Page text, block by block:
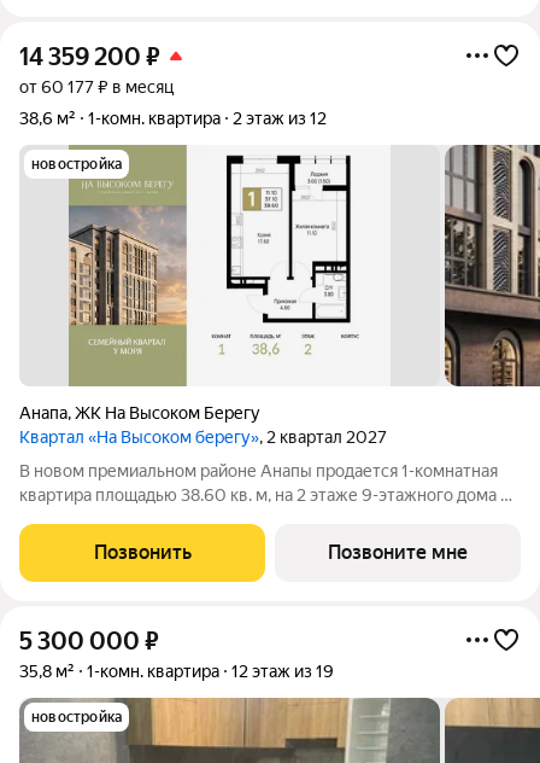
14 359 200 ₽
от 60 177 ₽ в месяц
38,6 м²
1-комн. квартира 2 этаж из 12
новостройка
Анапа,ЖК На Высоком Берегу
Квартал «На Высоком берегу», 2 квартал 2027
В новом премиальном районе Анапы продается 1-комнатная
квартира площадью 38.60 кв. м, на 2 этаже 9-этажного дома №
«На Высоком берегу» семейном квартале у моря от ГК «ССК».
О проекте Жилой
Позвонить Позвоните мне
5 300 000 ₽
35,8 м² 1-комн. квартира 12 этаж из 19
новостройка